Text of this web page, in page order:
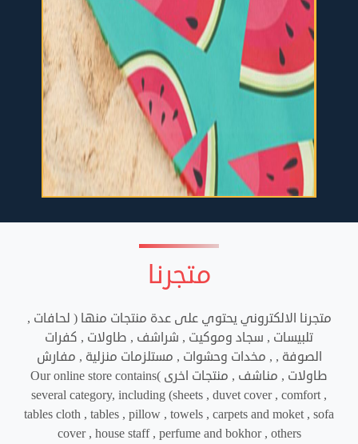
متجرنا
متجرنا الالكتروني يحتوي على عدة منتجات منها ( لحافات ,
تلبيسات , سجاد وموكيت , شراشف , طاولات , كفرات
الصوفة , , مخدات وحشوات , مستلزمات منزلية , مفارش
طاولات , مناشف , منتجات اخرى )Our online store contains
several category, including (sheets , duvet cover , comfort ,
tables cloth , tables , pillow , towels , carpets and moket , sofa
cover , house staff , perfume and bokhor , others